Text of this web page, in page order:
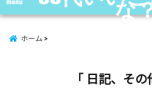
menu な
ホーム
「 日記、そ